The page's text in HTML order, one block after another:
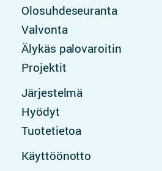
Olosuhde­seuranta
Valvonta
Älykäs palovaroitin
Projektit
Järjestelmä
Hyödyt
Tuotetietoa
Käyttöönotto